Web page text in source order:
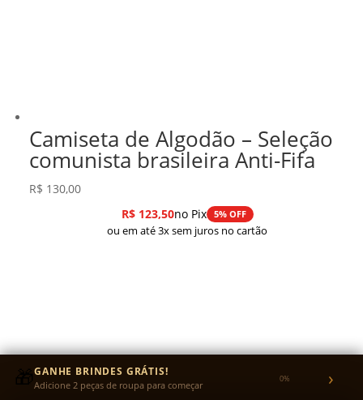
Camiseta de Algodão – Seleção
comunista brasileira Anti-Fifa
R$ 130,00
R$123,50no Pix 5% OFF
ou em até 3x sem juros no cartão
🎁GANHE BRINDES GRÁTIS!
Adicione 2 peças de roupa para começar 0% ›